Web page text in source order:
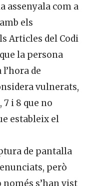
assenyala com a
els
Articles del Codi
la persona
de
vulnerats,
i 8 que no
estableix el
de pantalla
però
s’han vist